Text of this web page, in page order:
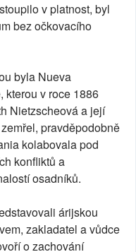
v platnost, byl
bez očkovacího
byla Nueva
kterou v roce 1886
Nietzscheová a její
pravděpodobně
kolabovala pod
konfliktů a
osadníků.
árijskou
zakladatel a vůdce
o zachování